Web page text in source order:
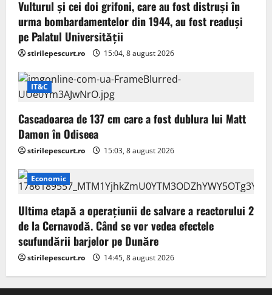
Vulturul şi cei doi grifoni, care au fost distruşi în
urma bombardamentelor din 1944, au fost readuși
pe Palatul Universității
stirilepescurt.ro 15:04, 8 august 2026
IT&C
Cascadoarea de 137 cm care a fost dublura lui Matt
Damon în Odiseea
stirilepescurt.ro 15:03, 8 august 2026
Economic
Ultima etapă a operațiunii de salvare a reactorului 2
de la Cernavodă. Când se vor vedea efectele
scufundării barjelor pe Dunăre
stirilepescurt.ro 14:45, 8 august 2026